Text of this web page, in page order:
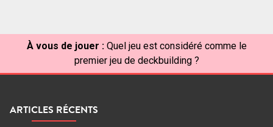
À vous de jouer : Quel jeu est considéré comme le
premier jeu de deckbuilding ?
ARTICLES RÉCENTS